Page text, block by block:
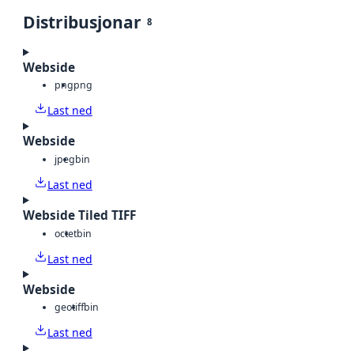
Distribusjonar 8
Webside
pngpng
Last ned
Webside
jpegbin
Last ned
Webside Tiled TIFF
octetbin
Last ned
Webside
geotiffbin
Last ned